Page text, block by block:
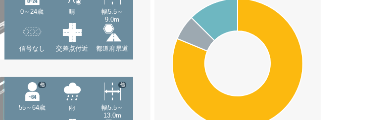
0～24歳 晴
幅5.5～
9.0m
信号なし 交差点付近 都道府県道
55～64歳
他
雨
幅5.5～
13.0m
他